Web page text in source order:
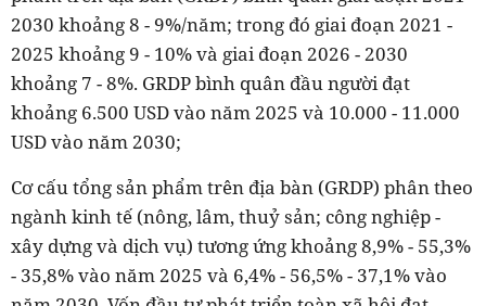
2030 khoảng 8 - 9%/năm; trong đó giai đoạn 2021 -
2025 khoảng 9 - 10% và giai đoạn 2026 - 2030
khoảng 7 - 8%. GRDP bình quân đầu người đạt
khoảng 6.500 USD vào năm 2025 và 10.000 - 11.000
USD vào năm 2030;
Cơ cấu tổng sản phẩm trên địa bàn (GRDP) phân theo
ngành kinh tế (nông, lâm, thuỷ sản; công nghiệp -
xây dựng và dịch vụ) tương ứng khoảng 8,9% - 55,3%
- 35,8% vào năm 2025 và 6,4% - 56,5% - 37,1% vào